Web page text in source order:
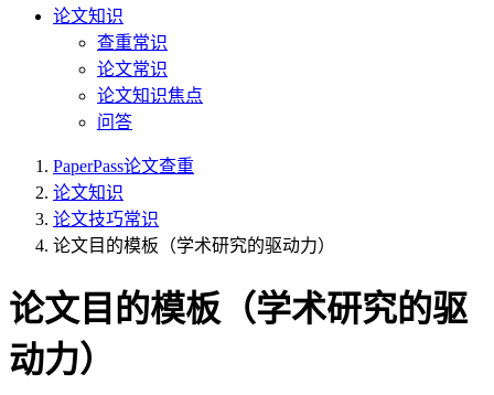
论文知识
查重常识
论文常识
论文知识焦点
问答
PaperPass论文查重
论文知识
论文技巧常识
论文目的模板（学术研究的驱动力）
论文目的模板（学术研究的驱
动力）